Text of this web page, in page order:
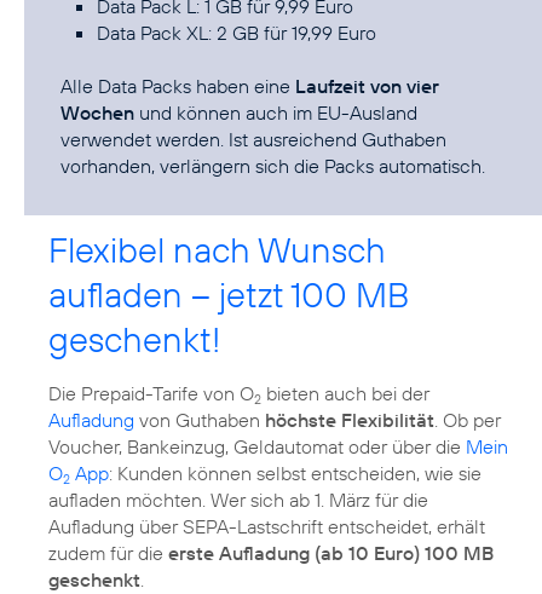
Data Pack L: 1 GB für 9,99 Euro
Data Pack XL: 2 GB für 19,99 Euro
Alle Data Packs haben eine Laufzeit von vier
Wochen und können auch im EU-Ausland
verwendet werden. Ist ausreichend Guthaben
vorhanden, verlängern sich die Packs automatisch.
Flexibel nach Wunsch
aufladen – jetzt 100 MB
geschenkt!
Die Prepaid-Tarife von O2 bieten auch bei der
Aufladung von Guthaben höchste Flexibilität. Ob per
Voucher, Bankeinzug, Geldautomat oder über die Mein
O2 App: Kunden können selbst entscheiden, wie sie
aufladen möchten. Wer sich ab 1. März für die
Aufladung über SEPA-Lastschrift entscheidet, erhält
zudem für die erste Aufladung (ab 10 Euro) 100 MB
geschenkt.